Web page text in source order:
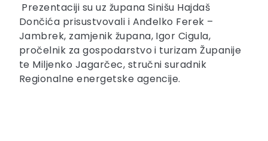
Prezentaciji su uz župana Sinišu Hajdaš
Dončića prisustvovali i Anđelko Ferek –
Jambrek, zamjenik župana, Igor Cigula,
pročelnik za gospodarstvo i turizam Županije
te Miljenko Jagarčec, stručni suradnik
Regionalne energetske agencije.